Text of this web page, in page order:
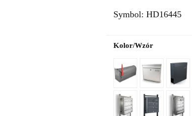
Symbol:HD16445
Kolor/Wzór